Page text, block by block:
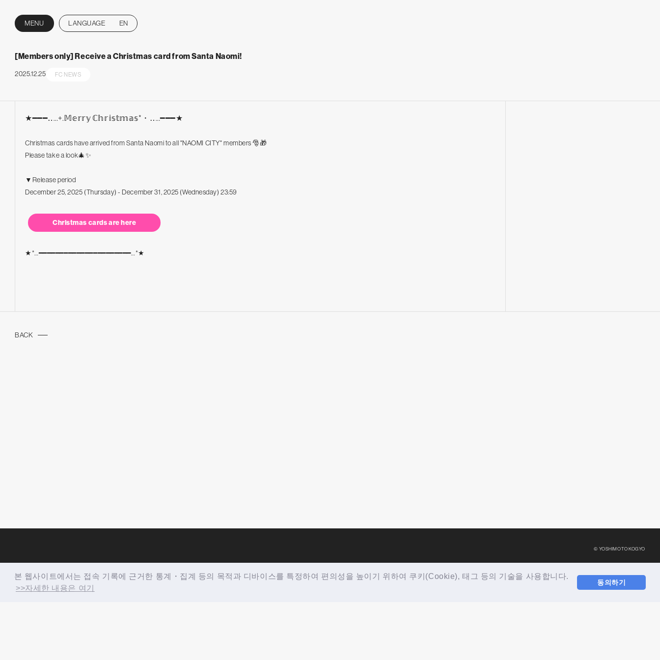
본 웹사이트에서는 접속 기록에 근거한 통계・집계 등의 목적과 디바이스를 특정하여 편의성을 높이기 위하여 쿠키(Cookie), 태그 등의 기술을 사용합니다.
>>자세한 내용은 여기
동의하기
MENU
LANGUAGE EN
[Members only] Receive a Christmas card from Santa Naomi!
2025.12.25 FC NEWS
★━━━‥…+.𝕄𝕖𝕣𝕣𝕪 ℂ𝕙𝕣𝕚𝕤𝕥𝕞𝕒𝕤*・‥…━━━★
Christmas cards have arrived from Santa Naomi to all "NAOMI CITY" members 🎅🎁
Please take a look🎄✨
▼Release period
December 25, 2025 (Thursday) - December 31, 2025 (Wednesday) 23:59
Christmas cards are here
★*…━━━━━━━━━━━━━━━━━━━━━━…*★
BACK
© YOSHIMOTO KOGYO